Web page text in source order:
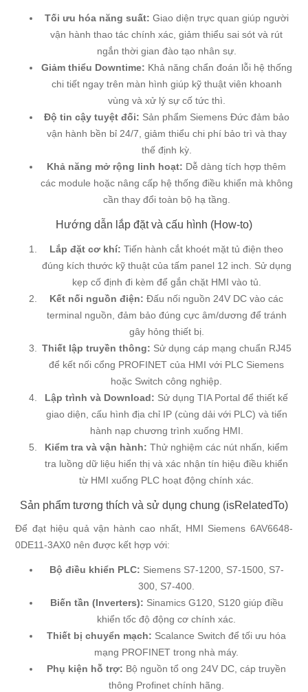
Tối ưu hóa năng suất: Giao diện trực quan giúp người
vận hành thao tác chính xác, giảm thiểu sai sót và rút
ngắn thời gian đào tạo nhân sự.
Giảm thiểu Downtime: Khả năng chẩn đoán lỗi hệ thống
chi tiết ngay trên màn hình giúp kỹ thuật viên khoanh
vùng và xử lý sự cố tức thì.
Độ tin cậy tuyệt đối: Sản phẩm Siemens Đức đảm bảo
vận hành bền bỉ 24/7, giảm thiểu chi phí bảo trì và thay
thế định kỳ.
Khả năng mở rộng linh hoạt: Dễ dàng tích hợp thêm
các module hoặc nâng cấp hệ thống điều khiển mà không
cần thay đổi toàn bộ hạ tầng.
Hướng dẫn lắp đặt và cấu hình (How-to)
Lắp đặt cơ khí: Tiến hành cắt khoét mặt tủ điện theo
đúng kích thước kỹ thuật của tấm panel 12 inch. Sử dụng
kẹp cố định đi kèm để gắn chặt HMI vào tủ.
Kết nối nguồn điện: Đấu nối nguồn 24V DC vào các
terminal nguồn, đảm bảo đúng cực âm/dương để tránh
gây hỏng thiết bị.
Thiết lập truyền thông: Sử dụng cáp mạng chuẩn RJ45
để kết nối cổng PROFINET của HMI với PLC Siemens
hoặc Switch công nghiệp.
Lập trình và Download: Sử dụng TIA Portal để thiết kế
giao diện, cấu hình địa chỉ IP (cùng dải với PLC) và tiến
hành nạp chương trình xuống HMI.
Kiểm tra và vận hành: Thử nghiệm các nút nhấn, kiểm
tra luồng dữ liệu hiển thị và xác nhận tín hiệu điều khiển
từ HMI xuống PLC hoạt động chính xác.
Sản phẩm tương thích và sử dụng chung (isRelatedTo)
Để đạt hiệu quả vận hành cao nhất, HMI Siemens 6AV6648-
0DE11-3AX0 nên được kết hợp với:
Bộ điều khiển PLC: Siemens S7-1200, S7-1500, S7-
300, S7-400.
Biến tần (Inverters): Sinamics G120, S120 giúp điều
khiển tốc độ động cơ chính xác.
Thiết bị chuyển mạch: Scalance Switch để tối ưu hóa
mạng PROFINET trong nhà máy.
Phụ kiện hỗ trợ: Bộ nguồn tổ ong 24V DC, cáp truyền
thông Profinet chính hãng.